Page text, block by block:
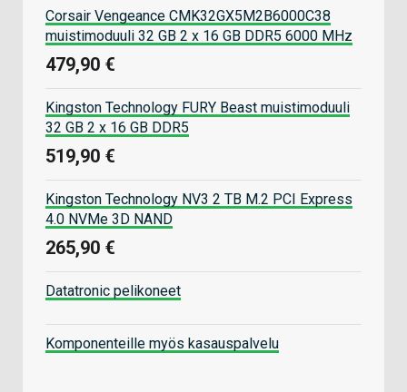
Corsair Vengeance CMK32GX5M2B6000C38
muistimoduuli 32 GB 2 x 16 GB DDR5 6000 MHz
479,90 €
Kingston Technology FURY Beast muistimoduuli
32 GB 2 x 16 GB DDR5
519,90 €
Kingston Technology NV3 2 TB M.2 PCI Express
4.0 NVMe 3D NAND
265,90 €
Datatronic pelikoneet
Komponenteille myös kasauspalvelu